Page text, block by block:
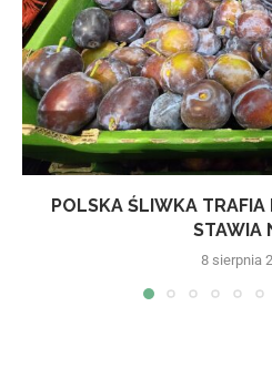
POLSKA ŚLIWKA TRAFIA
STAWIA
8 sierpnia